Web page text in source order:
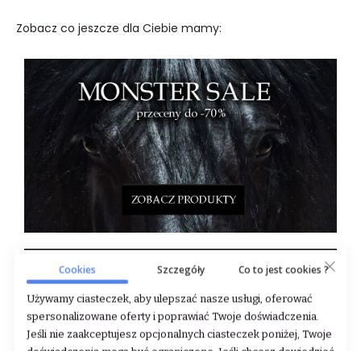
Zobacz co jeszcze dla Ciebie mamy:
Cookies Szczegóły Co to jest cookies ?
Używamy ciasteczek, aby ulepszać nasze usługi, oferować
spersonalizowane oferty i poprawiać Twoje doświadczenia.
Jeśli nie zaakceptujesz opcjonalnych ciasteczek poniżej, Twoje